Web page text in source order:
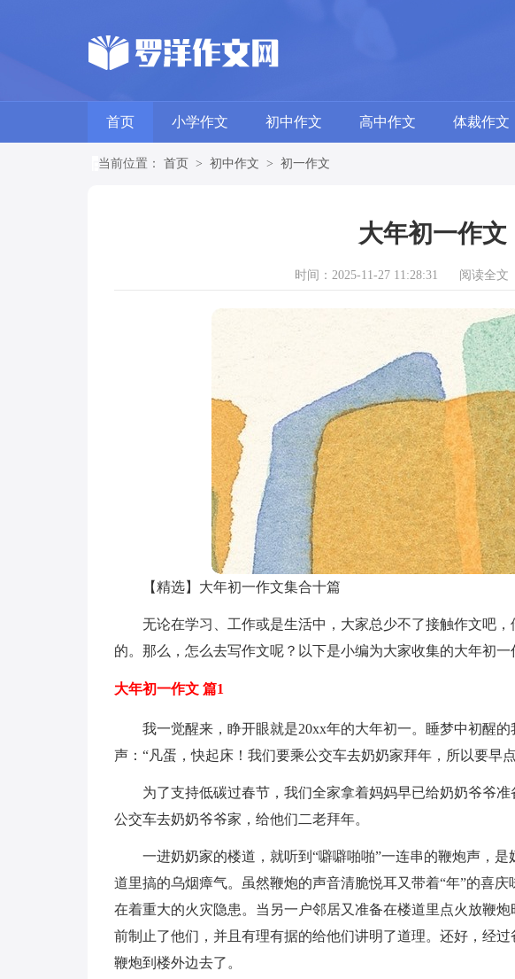
首页 小学作文 初中作文 高中作文 体裁作文
当前位置： 首页 > 初中作文 > 初一作文
大年初一作文
时间：2025-11-27 11:28:31 阅读全文
【精选】大年初一作文集合十篇
无论在学习、工作或是生活中，大家总少不了接触作文吧
的。那么，怎么去写作文呢？以下是小编为大家收集的大年初一
大年初一作文 篇1
我一觉醒来，睁开眼就是20xx年的大年初一。睡梦中初醒
声：“凡蛋，快起床！我们要乘公交车去奶奶家拜年，所以要早
为了支持低碳过春节，我们全家拿着妈妈早已给奶奶爷爷
公交车去奶奶爷爷家，给他们二老拜年。
一进奶奶家的楼道，就听到“噼噼啪啪”一连串的鞭炮声，
道里搞的乌烟瘴气。虽然鞭炮的声音清脆悦耳又带着“年”的喜
在着重大的火灾隐患。当另一户邻居又准备在楼道里点火放鞭
前制止了他们，并且有理有据的给他们讲明了道理。还好，经
鞭炮到楼外边去了。